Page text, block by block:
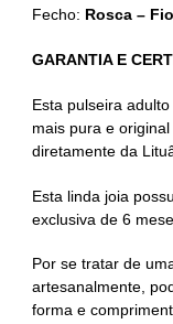
Fecho: Rosca –
GARANTIA E
Esta pulseira
mais pura e
diretamente da
Esta linda joia
exclusiva de 6
Por se tratar de
artesanalmente,
forma e